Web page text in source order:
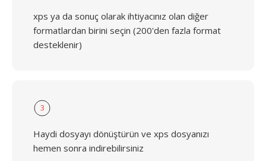
xps ya da sonuç olarak ihtiyacınız olan diğer
formatlardan birini seçin (200'den fazla format
desteklenir)
3
Haydi dosyayı dönüştürün ve xps dosyanızı
hemen sonra indirebilirsiniz